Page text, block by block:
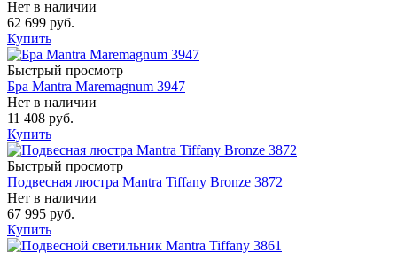
Нет в наличии
62 699 руб.
Купить
Быстрый просмотр
Бра Mantra Maremagnum 3947
Нет в наличии
11 408 руб.
Купить
Быстрый просмотр
Подвесная люстра Mantra Tiffany Bronze 3872
Нет в наличии
67 995 руб.
Купить